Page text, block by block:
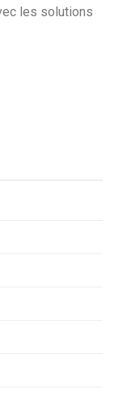
les solutions